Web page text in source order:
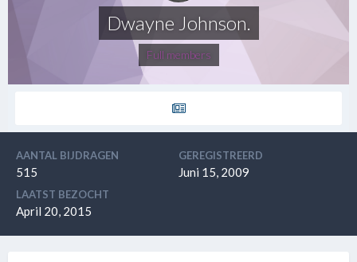
Dwayne Johnson.
Full members
AANTAL BIJDRAGEN
515
GEREGISTREERD
Juni 15, 2009
LAATST BEZOCHT
April 20, 2015